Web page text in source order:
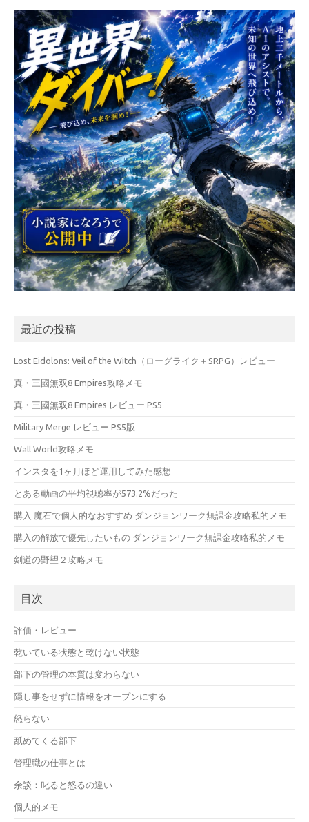
最近の投稿
Lost Eidolons: Veil of the Witch（ローグライク＋SRPG）レビュー
真・三國無双8 Empires攻略メモ
真・三國無双8 Empires レビュー PS5
Military Merge レビュー PS5版
Wall World攻略メモ
インスタを1ヶ月ほど運用してみた感想
とある動画の平均視聴率が573.2%だった
購入 魔石で個人的なおすすめ ダンジョンワーク無課金攻略私的メモ
購入の解放で優先したいもの ダンジョンワーク無課金攻略私的メモ
剣道の野望２攻略メモ
目次
評価・レビュー
乾いている状態と乾けない状態
部下の管理の本質は変わらない
隠し事をせずに情報をオープンにする
怒らない
舐めてくる部下
管理職の仕事とは
余談：叱ると怒るの違い
個人的メモ